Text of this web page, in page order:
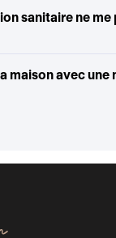
sanitaire ne me
maison avec une